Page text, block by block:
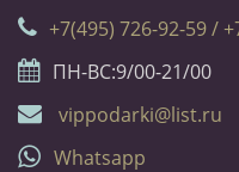
+7(495) 726-92-59 /
ПН-ВС:9/00-21/00
vippodarki@list.ru
Whatsapp